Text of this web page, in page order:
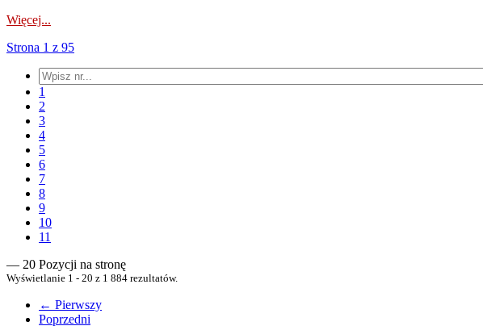
Więcej...
Strona 1 z 95
1
2
3
4
5
6
7
8
9
10
11
— 20 Pozycji na stronę
Wyświetlanie 1 - 20 z 1 884 rezultatów.
← Pierwszy
Poprzedni